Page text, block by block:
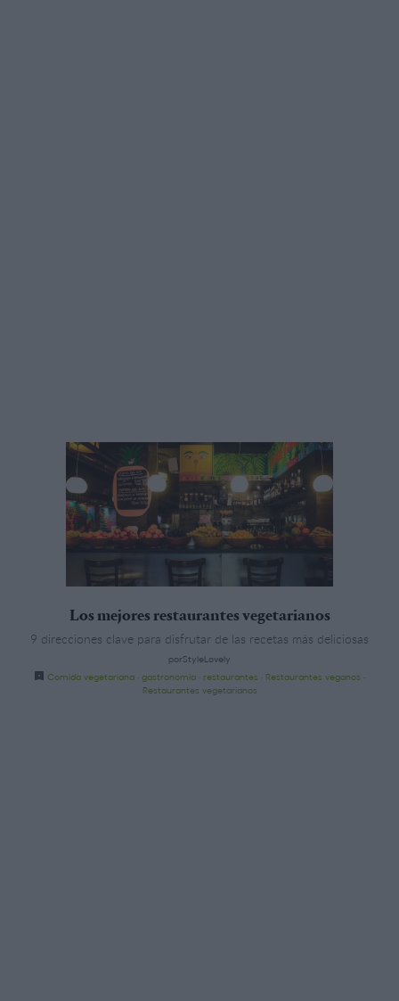
Los mejores restaurantes vegetarianos
9 direcciones clave para disfrutar de las recetas más deliciosas
porStyleLovely
Comida vegetariana gastronomía restaurantes Restaurantes veganos
Restaurantes vegetarianos